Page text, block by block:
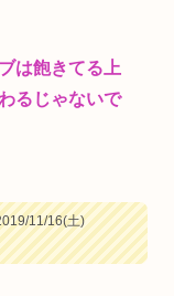
は飽きてる上
るじゃないで
11/16(土)